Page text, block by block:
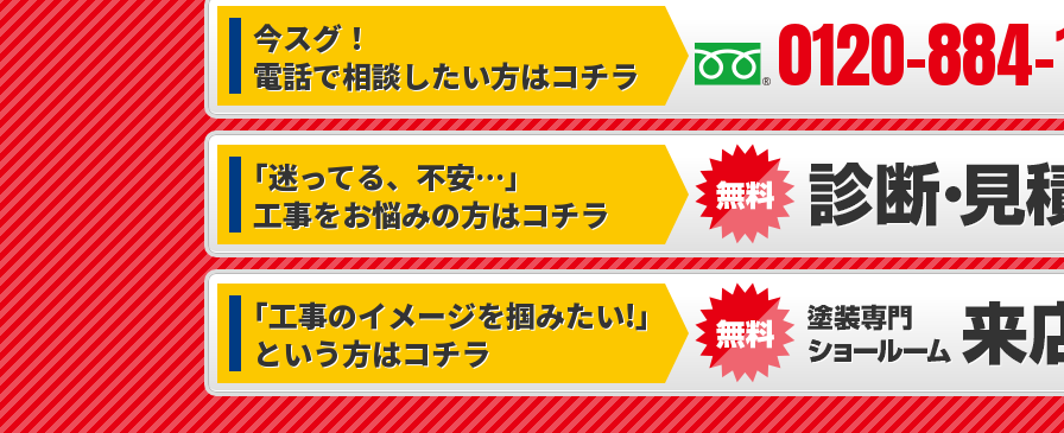
今スグ！
電話で相談したい方はコチラ
0120-884-
｢迷ってる、不安…｣
工事をお悩みの方はコチラ
｢工事のイメージを掴みたい!｣
という方はコチラ